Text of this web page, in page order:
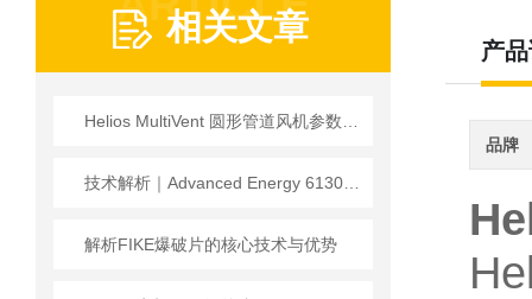
相关文章
解析FIKE爆破片的核心技术与优势
产
品牌